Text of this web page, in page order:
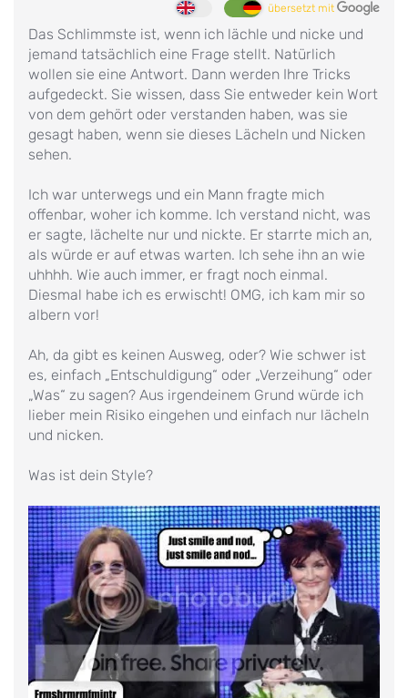
übersetzt mit
Das Schlimmste ist, wenn ich lächle und nicke und
jemand tatsächlich eine Frage stellt. Natürlich
wollen sie eine Antwort. Dann werden Ihre Tricks
aufgedeckt. Sie wissen, dass Sie entweder kein Wort
von dem gehört oder verstanden haben, was sie
gesagt haben, wenn sie dieses Lächeln und Nicken
sehen.
Ich war unterwegs und ein Mann fragte mich
offenbar, woher ich komme. Ich verstand nicht, was
er sagte, lächelte nur und nickte. Er starrte mich an,
als würde er auf etwas warten. Ich sehe ihn an wie
uhhhh. Wie auch immer, er fragt noch einmal.
Diesmal habe ich es erwischt! OMG, ich kam mir so
albern vor!
Ah, da gibt es keinen Ausweg, oder? Wie schwer ist
es, einfach „Entschuldigung“ oder „Verzeihung“ oder
„Was“ zu sagen? Aus irgendeinem Grund würde ich
lieber mein Risiko eingehen und einfach nur lächeln
und nicken.
Was ist dein Style?